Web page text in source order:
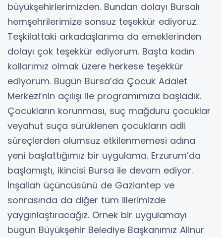
büyükşehirlerimizden. Bundan dolayı Bursalı
hemşehrilerimize sonsuz teşekkür ediyoruz.
Teşkilattaki arkadaşlarıma da emeklerinden
dolayı çok teşekkür ediyorum. Başta kadın
kollarımız olmak üzere herkese teşekkür
ediyorum. Bugün Bursa’da Çocuk Adalet
Merkezi’nin açılışı ile programımıza başladık.
Çocukların korunması, suç mağduru çocuklar
veyahut suça sürüklenen çocukların adli
süreçlerden olumsuz etkilenmemesi adına
yeni başlattığımız bir uygulama. Erzurum’da
başlamıştı, ikincisi Bursa ile devam ediyor.
İnşallah üçüncüsünü de Gaziantep ve
sonrasında da diğer tüm illerimizde
yaygınlaştıracağız. Örnek bir uygulamayı
bugün Büyükşehir Belediye Başkanımız Alinur